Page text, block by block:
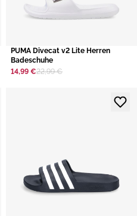
PUMA Divecat v2 Lite Herren
Badeschuhe ​
14,99 €22,99 €